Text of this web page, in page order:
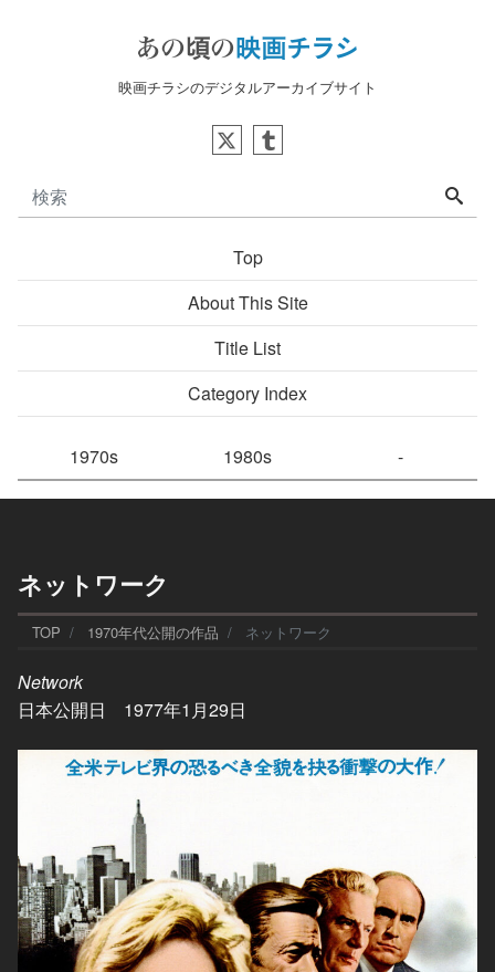
映画チラシのデジタルアーカイブサイト
Top
About This Site
Title List
Category Index
1970s 1980s -
ネットワーク
TOP 1970年代公開の作品 ネットワーク
Network
日本公開日 1977年1月29日